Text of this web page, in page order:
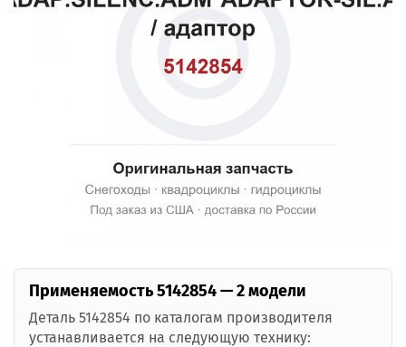
Применяемость 5142854 — 2 модели
Деталь 5142854 по каталогам производителя
устанавливается на следующую технику: